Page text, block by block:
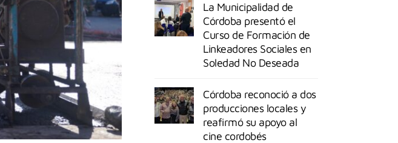
La Municipalidad de
Córdoba presentó el
Curso de Formación de
Linkeadores Sociales en
Soledad No Deseada
Córdoba reconoció a dos
producciones locales y
reafirmó su apoyo al
cine cordobés